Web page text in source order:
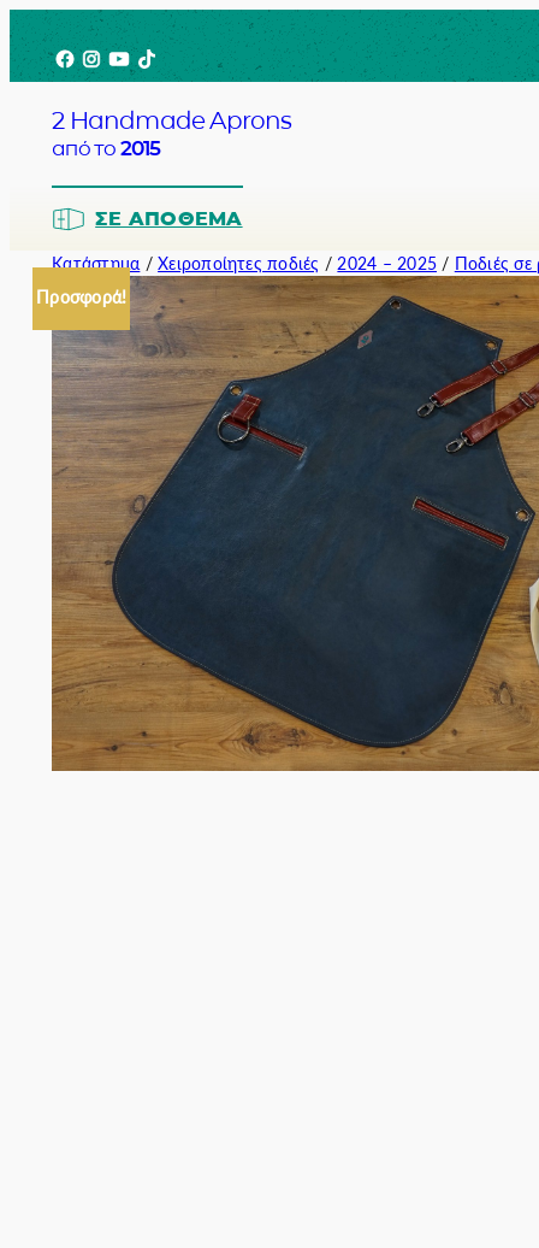
Μετάβαση
στο
περιεχόμενο
Facebook
Instagram
YouTube
TikTok
2 Handmade Aprons
από το 2015
ΣΕ ΑΠΌΘΕΜΑ
Barista
Bartender
Σεφ
Κατάστημα /Χειροποίητες ποδιές / 2024 – 2025 / Ποδιές σε
Προσφορά!